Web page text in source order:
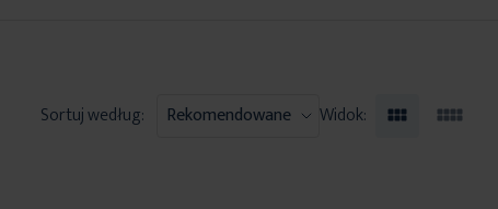
Sortuj według: Widok: